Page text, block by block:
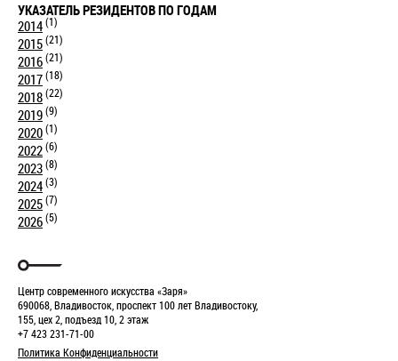
УКАЗАТЕЛЬ РЕЗИДЕНТОВ ПО ГОДАМ
2014(1)
2015(21)
2016(21)
2017(18)
2018(22)
2019(9)
2020(1)
2022(6)
2023(8)
2024(3)
2025(7)
2026(5)
Центр современного искусства «Заря»
690068, Владивосток, проспект 100 лет Владивостоку,
155, цех 2, подъезд 10, 2 этаж
+7 423 231-71-00
Политика Конфиденциальности